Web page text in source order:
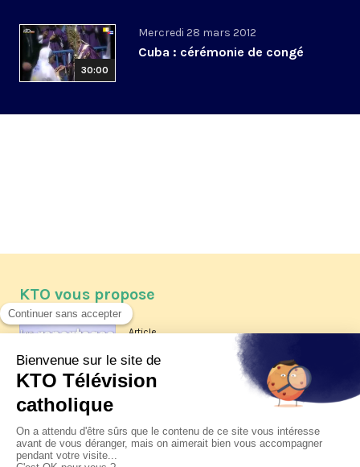
30:00
Mercredi 28 mars 2012
Cuba : cérémonie de congé
KTO vous propose
Article
Les reportages d'été 2026 de KTO
La visite pastorale du pape Léon
XIV à Assise à suivre sur KTO le
jeudi 6 août